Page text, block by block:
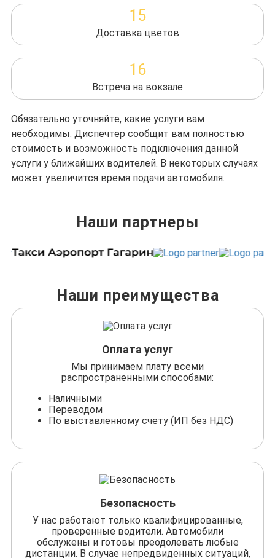
15
Доставка цветов
16
Встреча на вокзале
Обязательно уточняйте, какие услуги вам
необходимы. Диспечтер сообщит вам полностью
стоимость и возможность подключения данной
услуги у ближайших водителей. В некоторых случаях
может увеличится время подачи автомобиля.
Наши партнеры
Наши преимущества
Оплата услуг
Мы принимаем плату всеми
распространенными способами:
Наличными
Переводом
По выставленному счету (ИП без НДС)
Безопасность
У нас работают только квалифицированные,
проверенные водители. Автомобили
обслужены и готовы преодолевать любые
дистанции. В случае непредвиденных ситуаций,